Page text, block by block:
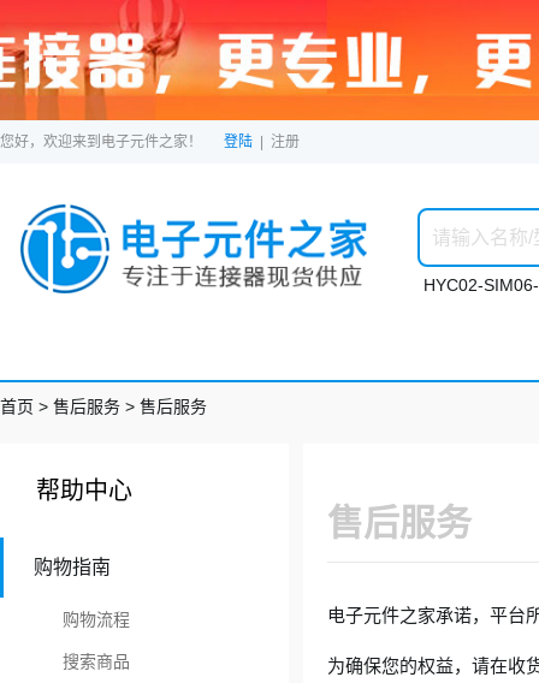
您好，欢迎来到电子元件之家！ 登陆 注册
HYC02-
首页 > 售后服务 > 售后服务
帮助中心
购物指南
购物流程
搜索商品
售后服务
电子元件之家承诺，平台
为确保您的权益，请在收